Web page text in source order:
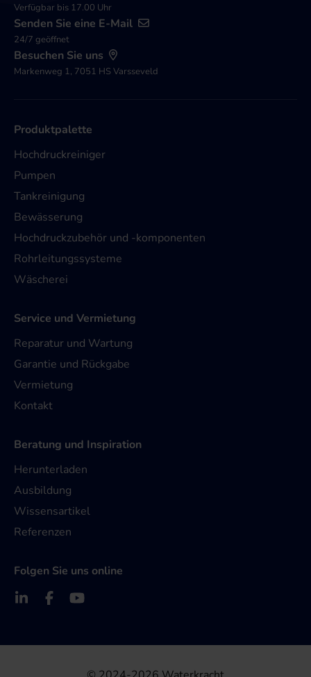
Verfügbar bis 17.00 Uhr
Senden Sie eine E-Mail
24/7 geöffnet
Besuchen Sie uns
Markenweg 1, 7051 HS Varsseveld
Produktpalette
Hochdruckreiniger
Pumpen
Tankreinigung
Bewässerung
Hochdruckzubehör und -komponenten
Rohrleitungssysteme
Wäscherei
Service und Vermietung
Reparatur und Wartung
Garantie und Rückgabe
Vermietung
Kontakt
Beratung und Inspiration
Herunterladen
Ausbildung
Wissensartikel
Referenzen
Folgen Sie uns online